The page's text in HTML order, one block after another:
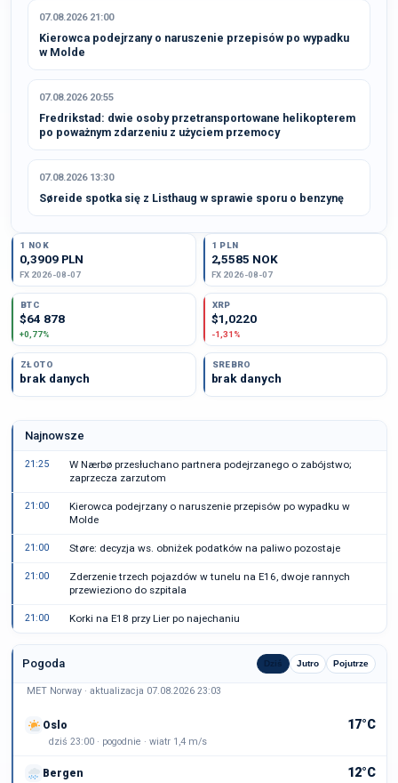
07.08.2026 21:00
Kierowca podejrzany o naruszenie przepisów po wypadku
w Molde
07.08.2026 20:55
Fredrikstad: dwie osoby przetransportowane helikopterem
po poważnym zdarzeniu z użyciem przemocy
07.08.2026 13:30
Søreide spotka się z Listhaug w sprawie sporu o benzynę
1 NOK
0,3909 PLN
FX 2026-08-07
1 PLN
2,5585 NOK
FX 2026-08-07
BTC
$64 878
+0,77%
XRP
$1,0220
-1,31%
ZŁOTO
brak danych
SREBRO
brak danych
Najnowsze
21:25
W Nærbø przesłuchano partnera podejrzanego o zabójstwo;
zaprzecza zarzutom
21:00
Kierowca podejrzany o naruszenie przepisów po wypadku w
Molde
21:00 Støre: decyzja ws. obniżek podatków na paliwo pozostaje
21:00
Zderzenie trzech pojazdów w tunelu na E16, dwoje rannych
przewieziono do szpitala
21:00 Korki na E18 przy Lier po najechaniu
Pogoda Dziś Jutro Pojutrze
MET Norway · aktualizacja 07.08.2026 23:03
Oslo 17°C
dziś 23:00 · pogodnie · wiatr 1,4 m/s
Bergen 12°C